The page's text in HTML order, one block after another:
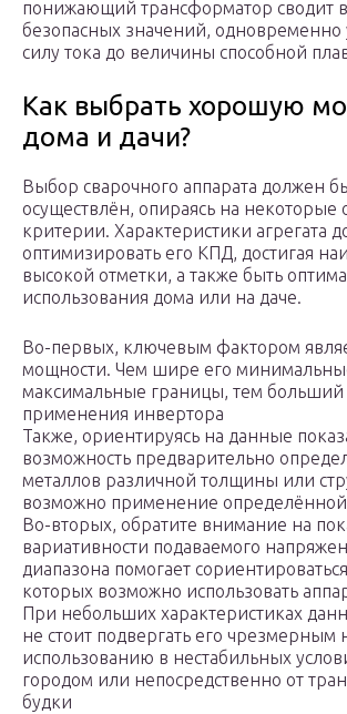
понижающий трансформатор сводит
безопасных значений, одновременно
силу тока до величины способной
Как выбрать хорошую
дома и дачи?
Выбор сварочного аппарата должен
осуществлён, опираясь на некоторые
критерии. Характеристики агрегата
оптимизировать его КПД, достигая
высокой отметки, а также быть
использования дома или на даче.
Во-первых, ключевым фактором
мощности. Чем шире его
максимальные границы, тем больший
применения инвертора
Также, ориентируясь на данные
возможность предварительно
металлов различной толщины или
возможно применение
Во-вторых, обратите внимание на
вариативности подаваемого
диапазона помогает
которых возможно использовать
При небольших характеристиках
не стоит подвергать его чрезмерным
использованию в нестабильных
городом или непосредственно от
будки